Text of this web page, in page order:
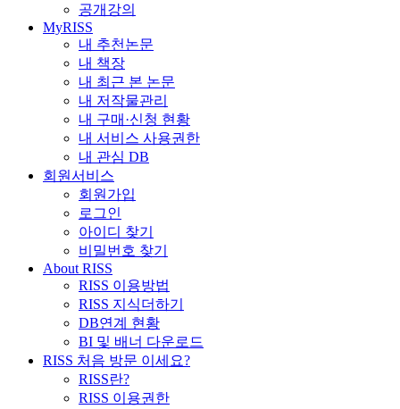
공개강의
MyRISS
내 추천논문
내 책장
내 최근 본 논문
내 저작물관리
내 구매·신청 현황
내 서비스 사용권한
내 관심 DB
회원서비스
회원가입
로그인
아이디 찾기
비밀번호 찾기
About RISS
RISS 이용방법
RISS 지식더하기
DB연계 현황
BI 및 배너 다운로드
RISS 처음 방문 이세요?
RISS란?
RISS 이용권한